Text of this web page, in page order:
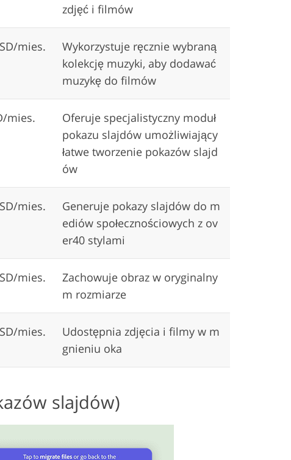
zdjęć i filmów
mies.
Wykorzystuje ręcznie wybraną
kolekcję muzyki, aby dodawać
muzykę do filmów
mies.
Oferuje specjalistyczny moduł
pokazu slajdów umożliwiający
łatwe tworzenie pokazów slajd
ów
mies.
Generuje pokazy slajdów do m
ediów społecznościowych z ov
er40 stylami
mies.
Zachowuje obraz w oryginalny
m rozmiarze
mies.
Udostępnia zdjęcia i filmy w m
gnieniu oka
slajdów)